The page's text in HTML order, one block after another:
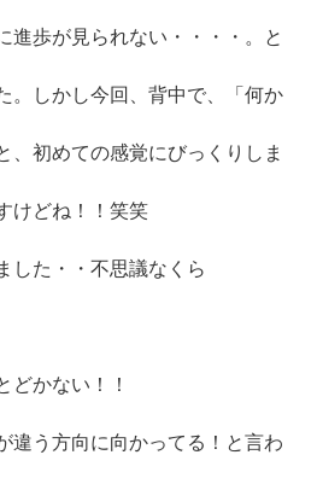
進歩が見られない・・・・。と
。しかし今回、背中で、「何か
、初めての感覚にびっくりしま
けどね！！笑笑
した・・不思議なくら
どかない！！
違う方向に向かってる！と言わ